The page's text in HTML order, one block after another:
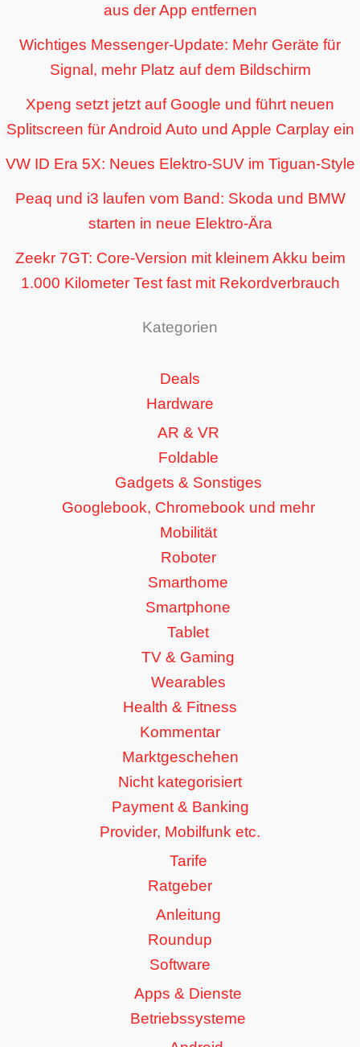
aus der App entfernen
Wichtiges Messenger-Update: Mehr Geräte für
Signal, mehr Platz auf dem Bildschirm
Xpeng setzt jetzt auf Google und führt neuen
Splitscreen für Android Auto und Apple Carplay ein
VW ID Era 5X: Neues Elektro-SUV im Tiguan-Style
Peaq und i3 laufen vom Band: Skoda und BMW
starten in neue Elektro-Ära
Zeekr 7GT: Core-Version mit kleinem Akku beim
1.000 Kilometer Test fast mit Rekordverbrauch
Kategorien
Deals
Hardware
AR & VR
Foldable
Gadgets & Sonstiges
Googlebook, Chromebook und mehr
Mobilität
Roboter
Smarthome
Smartphone
Tablet
TV & Gaming
Wearables
Health & Fitness
Kommentar
Marktgeschehen
Nicht kategorisiert
Payment & Banking
Provider, Mobilfunk etc.
Tarife
Ratgeber
Anleitung
Roundup
Software
Apps & Dienste
Betriebssysteme